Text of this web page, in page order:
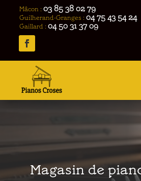
Mâcon : 03 85 38 02 79
Guilherand-Granges : 04 75 43 54 24
Gaillard : 04 50 31 37 09
Magasin de